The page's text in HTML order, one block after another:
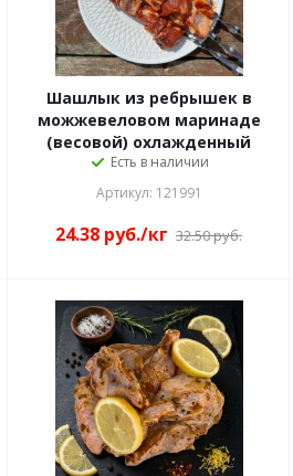
Шашлык из ребрышек в
можжевеловом маринаде
(весовой) охлажденный
Есть в наличии
Артикул: 121991
24.38 руб./кг 32.50руб.